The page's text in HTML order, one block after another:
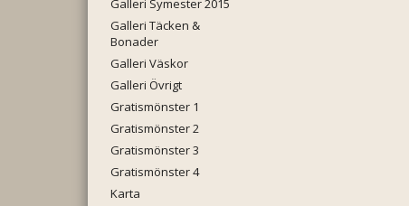
Galleri Symester 2015
Galleri Täcken &
Bonader
Galleri Väskor
Galleri Övrigt
Gratismönster 1
Gratismönster 2
Gratismönster 3
Gratismönster 4
Karta